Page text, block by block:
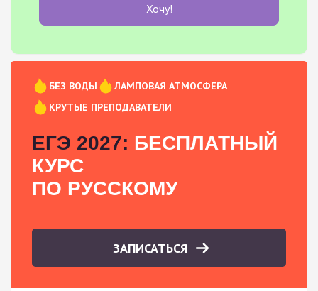
Хочу!
БЕЗ ВОДЫ
ЛАМПОВАЯ АТМОСФЕРА
КРУТЫЕ ПРЕПОДАВАТЕЛИ
ЕГЭ 2027: БЕСПЛАТНЫЙ
КУРС
ПО РУССКОМУ
ЗАПИСАТЬСЯ